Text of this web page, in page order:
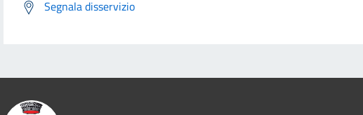
Segnala disservizio